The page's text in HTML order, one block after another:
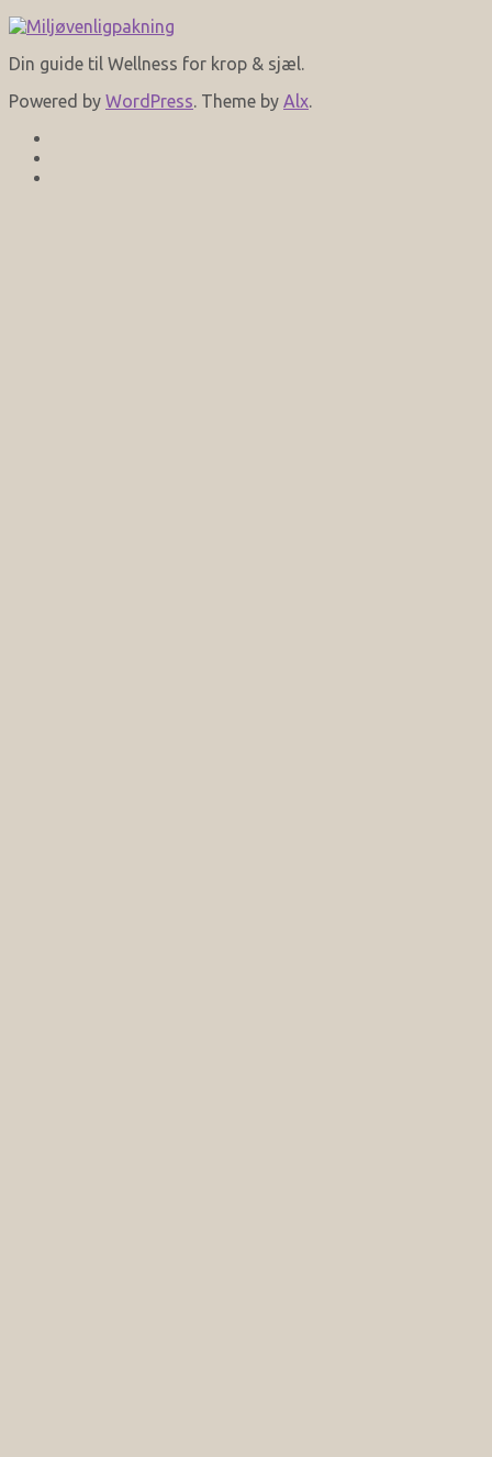
Din guide til Wellness for krop & sjæl.
Powered by WordPress. Theme by Alx.